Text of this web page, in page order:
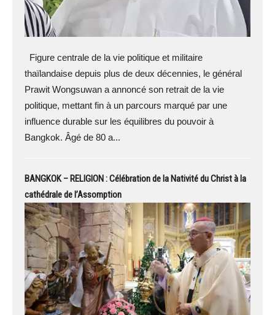
Figure centrale de la vie politique et militaire
thaïlandaise depuis plus de deux décennies, le général
Prawit Wongsuwan a annoncé son retrait de la vie
politique, mettant fin à un parcours marqué par une
influence durable sur les équilibres du pouvoir à
Bangkok. Âgé de 80 a...
BANGKOK – RELIGION : Célébration de la Nativité du Christ à la
cathédrale de l’Assomption